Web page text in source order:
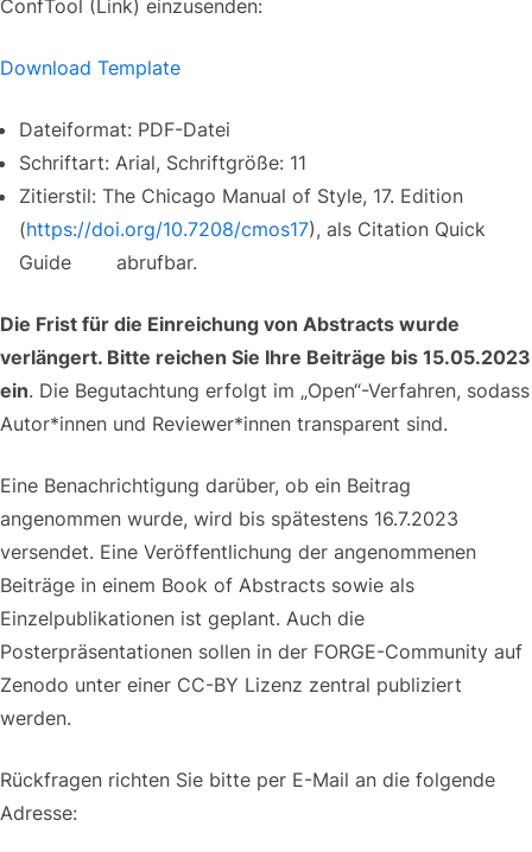
ConfTool (Link) einzusenden:
Download Template
Dateiformat: PDF-Datei
Schriftart: Arial, Schriftgröße: 11
Zitierstil: The Chicago Manual of Style, 17. Edition
(https://doi.org/10.7208/cmos17), als Citation Quick
Guide
abrufbar.
Die Frist für die Einreichung von Abstracts wurde
verlängert. Bitte reichen Sie Ihre Beiträge bis 15.05.2023
ein. Die Begutachtung erfolgt im „Open“-Verfahren, sodass
Autor*innen und Reviewer*innen transparent sind.
Eine Benachrichtigung darüber, ob ein Beitrag
angenommen wurde, wird bis spätestens 16.7.2023
versendet. Eine Veröffentlichung der angenommenen
Beiträge in einem Book of Abstracts sowie als
Einzelpublikationen ist geplant. Auch die
Posterpräsentationen sollen in der FORGE-Community auf
Zenodo unter einer CC-BY Lizenz zentral publiziert
werden.
Rückfragen richten Sie bitte per E-Mail an die folgende
Adresse: